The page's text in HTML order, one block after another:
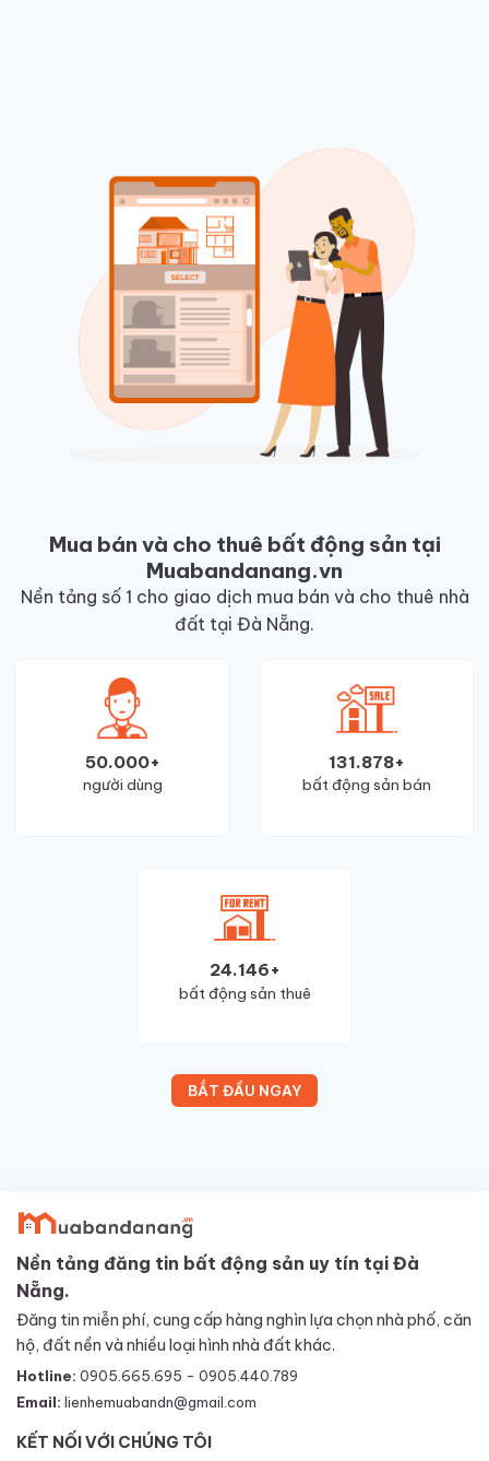
Mua bán và cho thuê bất động sản tại
Muabandanang.vn
Nền tảng số 1 cho giao dịch mua bán và cho thuê nhà
đất tại Đà Nẵng.
50.000+
người dùng
131.878+
bất động sản bán
24.146+
bất động sản thuê
BẮT ĐẦU NGAY
Nền tảng đăng tin bất động sản uy tín tại Đà
Nẵng.
Đăng tin miễn phí, cung cấp hàng nghìn lựa chọn nhà phố, căn
hộ, đất nền và nhiều loại hình nhà đất khác.
Hotline: 0905.665.695 - 0905.440.789
Email: lienhemuabandn@gmail.com
KẾT NỐI VỚI CHÚNG TÔI